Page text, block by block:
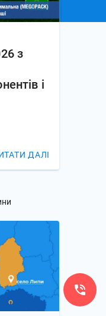
з
і
ДАЛІ